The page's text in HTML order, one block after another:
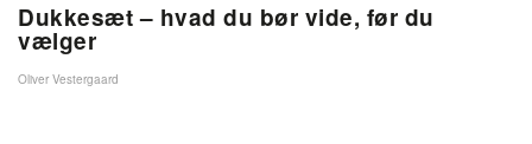
Dukkesæt – hvad du bør vide, før du
vælger
Oliver Vestergaard